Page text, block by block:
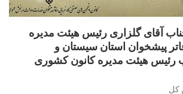
آقای گلزاری رئیس هیئت مدیره
پیشخوان استان سیستان و
رئیس هیئت مدیره کانون کشوری
کل